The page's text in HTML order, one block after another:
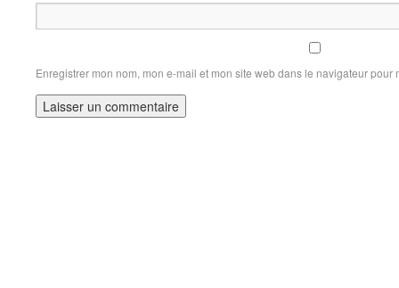
Enregistrer mon nom, mon e-mail et mon site web dans le navigateur pour